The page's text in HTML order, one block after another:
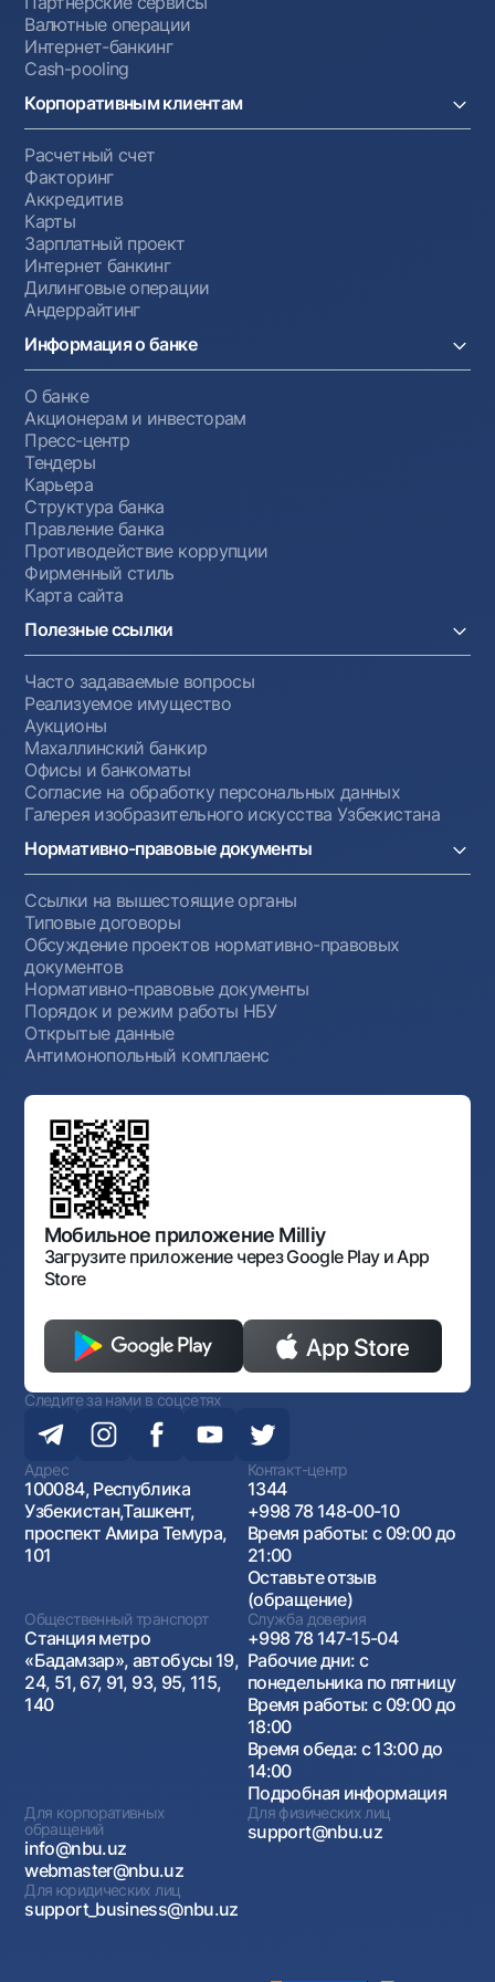
Валютные операции
Интернет-банкинг
Cash-pooling
Корпоративным клиентам
Расчетный счет
Факторинг
Аккредитив
Карты
Зарплатный проект
Интернет банкинг
Дилинговые операции
Андеррайтинг
Информация о банке
О банке
Акционерам и инвесторам
Пресс-центр
Тендеры
Карьера
Структура банка
Правление банка
Противодействие коррупции
Фирменный стиль
Карта сайта
Полезные ссылки
Часто задаваемые вопросы
Реализуемое имущество
Аукционы
Махаллинский банкир
Офисы и банкоматы
Согласие на обработку персональных данных
Галерея изобразительного искусства Узбекистана
Нормативно-правовые документы
Ссылки на вышестоящие органы
Типовые договоры
Обсуждение проектов нормативно-правовых
документов
Нормативно-правовые документы
Порядок и режим работы НБУ
Открытые данные
Антимонопольный комплаенс
Мобильное приложение Milliy
Загрузите приложение через Google Play и App
Store
Следите за нами в соцсетях
Адрес
100084, Республика
Узбекистан,Ташкент,
проспект Амира Темура,
101
Контакт-центр
1344
+998 78 148-00-10
Время работы: с 09:00 до
21:00
Оставьте отзыв
(обращение)
Общественный транспорт
Станция метро
«Бадамзар», автобусы 19,
24, 51, 67, 91, 93, 95, 115,
140
Служба доверия
+998 78 147-15-04
Рабочие дни: с
понедельника по пятницу
Время работы: с 09:00 до
18:00
Время обеда: с 13:00 до
14:00
Подробная информация
Для корпоративных
обращений
info@nbu.uz
webmaster@nbu.uz
Для физических лиц
support@nbu.uz
Для юридических лиц
support_business@nbu.uz